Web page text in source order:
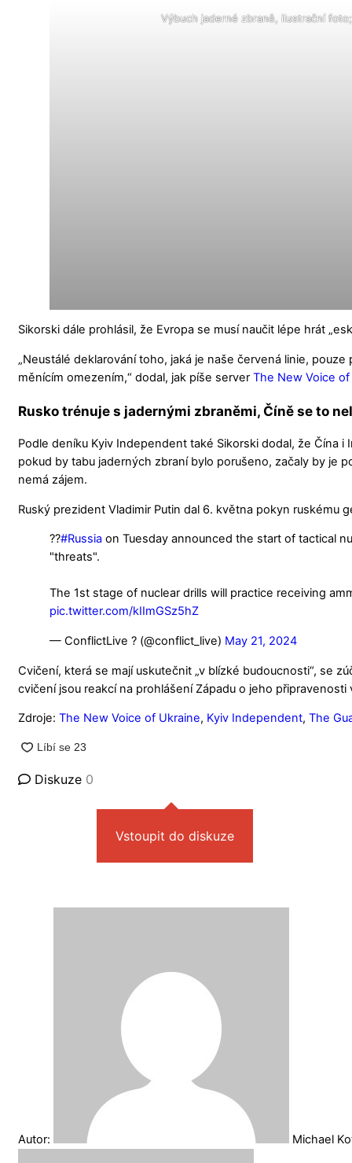
Výbuch jaderné zbraně, ilustrační
Sikorski dále prohlásil, že Evropa se musí naučit lépe hrát
„Neustálé deklarování toho, jaká je naše červená linie,
měnícím omezením,“ dodal, jak píše server The New Voice
Rusko trénuje s jadernými zbraněmi, Číně se to
Podle deníku Kyiv Independent také Sikorski dodal, že Čína
pokud by tabu jaderných zbraní bylo porušeno, začaly by je
nemá zájem.
Ruský prezident Vladimir Putin dal 6. května pokyn ruskému
??#Russia on Tuesday announced the start of tactical
"threats".
The 1st stage of nuclear drills will practice receiving
pic.twitter.com/kIImGSz5hZ
— ConflictLive ? (@conflict_live) May 21, 2024
Cvičení, která se mají uskutečnit „v blízké budoucnosti“, se
cvičení jsou reakcí na prohlášení Západu o jeho připravenosti
Zdroje: The New Voice of Ukraine, Kyiv Independent, The
Diskuze 0
Vstoupit do diskuze
Autor: Michael